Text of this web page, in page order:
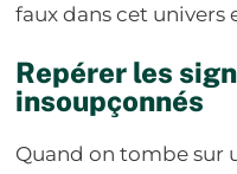
faux dans cet univers
Repérer les
insoupçonnés
Quand on tombe sur